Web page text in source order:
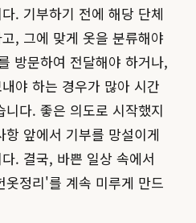
. 기부하기 전에 해당 단체
, 그에 맞게 옷을 분류해야
방문하여 전달해야 하거나,
야 하는 경우가 많아 시간
다. 좋은 의도로 시작했지
앞에서 기부를 망설이게
. 결국, 바쁜 일상 속에서
정리'를 계속 미루게 만드